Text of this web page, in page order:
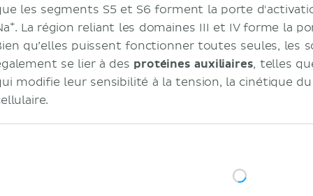
les segments S5 et S6 forment la porte
+. La région reliant les domaines III et IV forme la
qu’elles puissent fonctionner toutes seules, les
se lier à des protéines auxiliaires, telles
modifie leur sensibilité à la tension, la cinétique